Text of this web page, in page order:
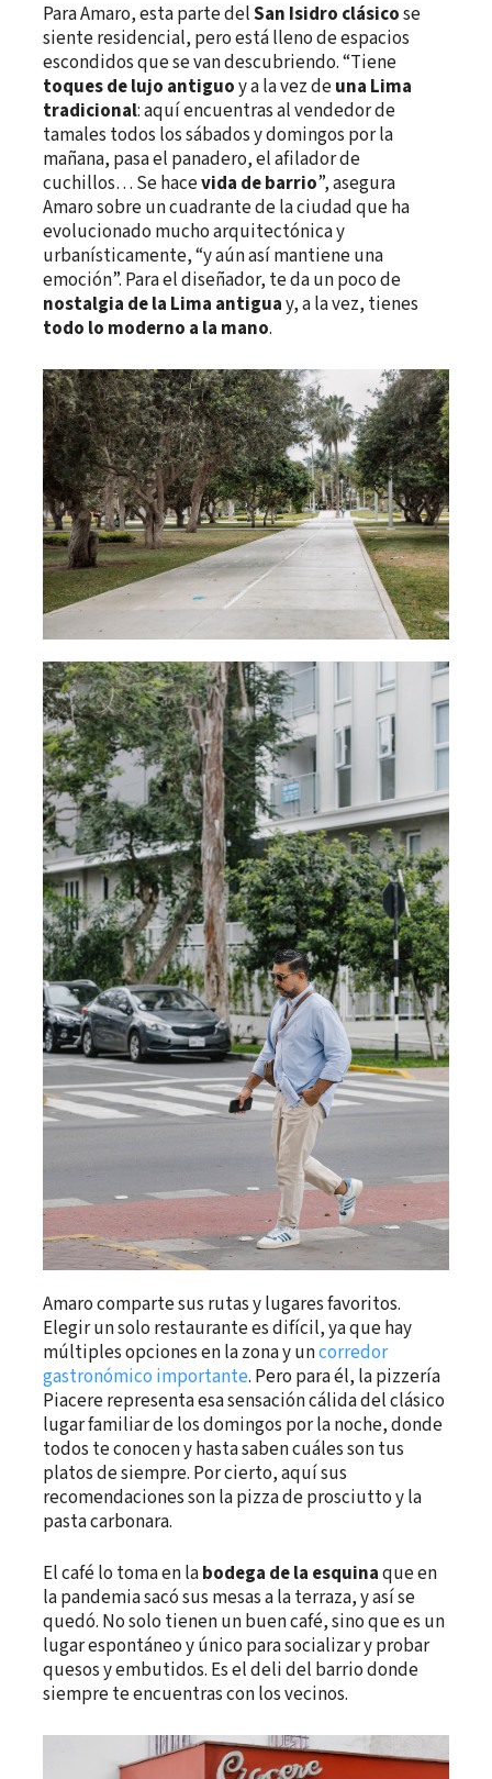
Para Amaro, esta parte delSan Isidro clásicose
siente residencial, pero está lleno de espacios
escondidos que se van descubriendo. “Tiene
toques de lujo antiguoy a la vez deuna Lima
tradicional: aquí encuentras al vendedor de
tamales todos los sábados y domingos por la
mañana, pasa el panadero, el afilador de
cuchillos… Se hacevida de barrio”, asegura
Amaro sobre un cuadrante de la ciudad que ha
evolucionado mucho arquitectónica y
urbanísticamente, “y aún así mantiene una
emoción”. Para el diseñador, te da un poco de
nostalgia de la Lima antiguay, a la vez, tienes
todo lo moderno a la mano.
Amaro comparte sus rutas y lugares favoritos.
Elegir un solo restaurante es difícil, ya que hay
múltiples opciones en la zona y uncorredor
gastronómico importante. Pero para él, la pizzería
Piacere representa esa sensación cálida del clásico
lugar familiar de los domingos por la noche, donde
todos te conocen y hasta saben cuáles son tus
platos de siempre. Por cierto, aquí sus
recomendaciones son la pizza de prosciutto y la
pasta carbonara.
El café lo toma en labodega de la esquinaque en
la pandemia sacó sus mesas a la terraza, y así se
quedó. No solo tienen un buen café, sino que es un
lugar espontáneo y único para socializar y probar
quesos y embutidos. Es el deli del barrio donde
siempre te encuentras con los vecinos.